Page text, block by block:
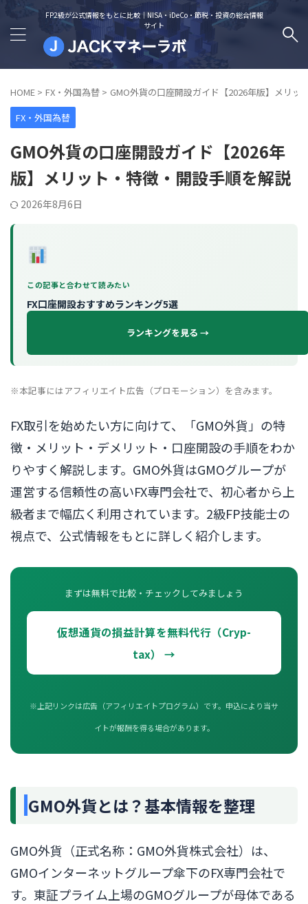
FP2級が公式情報をもとに比較｜NISA・iDeCo・節税・投資の総合情報
サイト
HOME > FX・外国為替 > GMO外貨の口座開設ガイド【2026年版】メリッ
FX・外国為替
GMO外貨の口座開設ガイド【2026年
版】メリット・特徴・開設手順を解説
2026年8月6日
この記事と合わせて読みたい
FX口座開設おすすめランキング5選
ランキングを見る →
※本記事にはアフィリエイト広告（プロモーション）を含みます。
FX取引を始めたい方に向けて、「GMO外貨」の特
徴・メリット・デメリット・口座開設の手順をわか
りやすく解説します。GMO外貨はGMOグループが
運営する信頼性の高いFX専門会社で、初心者から上
級者まで幅広く利用されています。2級FP技能士の
視点で、公式情報をもとに詳しく紹介します。
まずは無料で比較・チェックしてみましょう
仮想通貨の損益計算を無料代行（Cryp-
tax） →
※上記リンクは広告（アフィリエイトプログラム）です。申込により当サ
イトが報酬を得る場合があります。
GMO外貨とは？基本情報を整理
GMO外貨（正式名称：GMO外貨株式会社）は、
GMOインターネットグループ傘下のFX専門会社で
す。東証プライム上場のGMOグループが母体である